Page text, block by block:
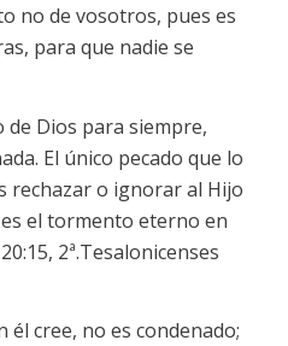
no de vosotros, pues es
para que nadie se
de Dios para siempre,
El único pecado que lo
rechazar o ignorar al Hijo
el tormento eterno en
2ª.Tesalonicenses
él cree, no es condenado;